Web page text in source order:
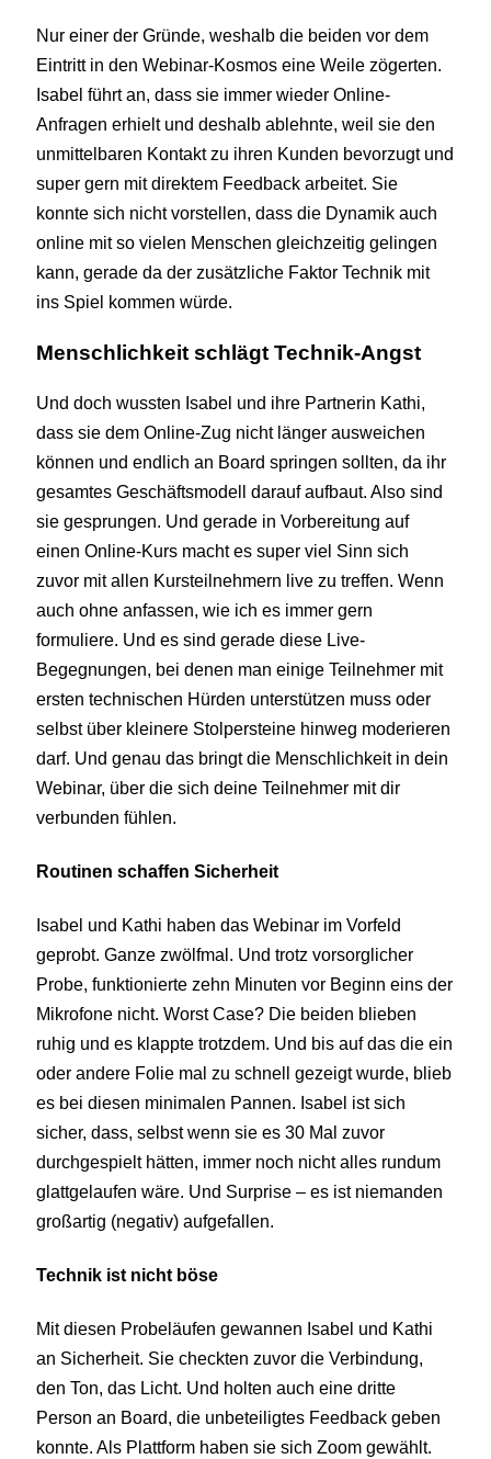
Nur einer der Gründe, weshalb die beiden vor dem
Eintritt in den Webinar-Kosmos eine Weile zögerten.
Isabel führt an, dass sie immer wieder Online-
Anfragen erhielt und deshalb ablehnte, weil sie den
unmittelbaren Kontakt zu ihren Kunden bevorzugt und
super gern mit direktem Feedback arbeitet. Sie
konnte sich nicht vorstellen, dass die Dynamik auch
online mit so vielen Menschen gleichzeitig gelingen
kann, gerade da der zusätzliche Faktor Technik mit
ins Spiel kommen würde.
Menschlichkeit schlägt Technik-Angst
Und doch wussten Isabel und ihre Partnerin Kathi,
dass sie dem Online-Zug nicht länger ausweichen
können und endlich an Board springen sollten, da ihr
gesamtes Geschäftsmodell darauf aufbaut. Also sind
sie gesprungen. Und gerade in Vorbereitung auf
einen Online-Kurs macht es super viel Sinn sich
zuvor mit allen Kursteilnehmern live zu treffen. Wenn
auch ohne anfassen, wie ich es immer gern
formuliere. Und es sind gerade diese Live-
Begegnungen, bei denen man einige Teilnehmer mit
ersten technischen Hürden unterstützen muss oder
selbst über kleinere Stolpersteine hinweg moderieren
darf. Und genau das bringt die Menschlichkeit in dein
Webinar, über die sich deine Teilnehmer mit dir
verbunden fühlen.
Routinen schaffen Sicherheit
Isabel und Kathi haben das Webinar im Vorfeld
geprobt. Ganze zwölfmal. Und trotz vorsorglicher
Probe, funktionierte zehn Minuten vor Beginn eins der
Mikrofone nicht. Worst Case? Die beiden blieben
ruhig und es klappte trotzdem. Und bis auf das die ein
oder andere Folie mal zu schnell gezeigt wurde, blieb
es bei diesen minimalen Pannen. Isabel ist sich
sicher, dass, selbst wenn sie es 30 Mal zuvor
durchgespielt hätten, immer noch nicht alles rundum
glattgelaufen wäre. Und Surprise – es ist niemanden
großartig (negativ) aufgefallen.
Technik ist nicht böse
Mit diesen Probeläufen gewannen Isabel und Kathi
an Sicherheit. Sie checkten zuvor die Verbindung,
den Ton, das Licht. Und holten auch eine dritte
Person an Board, die unbeteiligtes Feedback geben
konnte. Als Plattform haben sie sich Zoom gewählt.